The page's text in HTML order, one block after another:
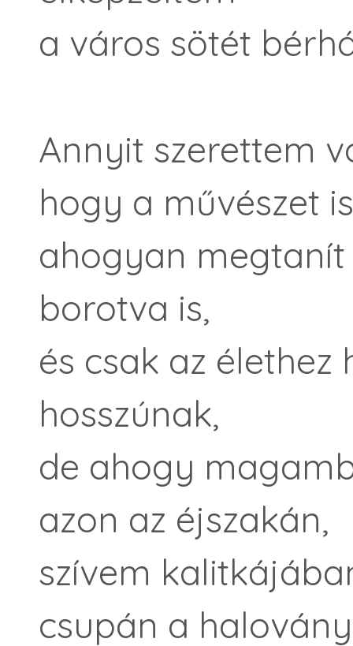
a város sötét
Annyit szerettem
hogy a művészet
ahogyan
borotva is,
és csak az
hosszúnak,
de ahogy
azon az éjszakán,
szívem
csupán a